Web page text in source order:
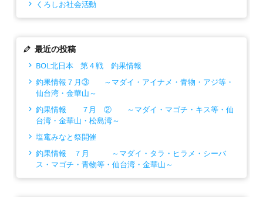
くろしお社会活動
最近の投稿
BOL北日本 第４戦 釣果情報
釣果情報７月③ ～マダイ・アイナメ・青物・アジ等・
仙台湾・金華山～
釣果情報 ７月 ② ～マダイ・マゴチ・キス等・仙
台湾・金華山・松島湾～
塩竃みなと祭開催
釣果情報 ７月 ～マダイ・タラ・ヒラメ・シーバ
ス・マゴチ・青物等・仙台湾・金華山～